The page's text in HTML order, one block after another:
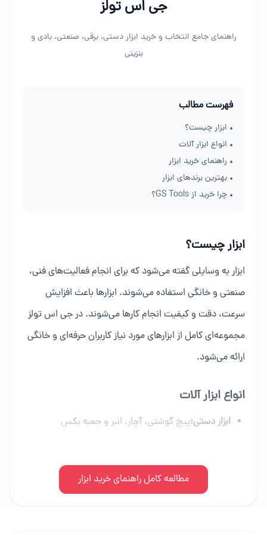
جی اس تولز
راهنمای جامع انتخاب و خرید ابزار دستی، برقی، صنعتی، بادی و
بنزینی
فهرست مطالب
• ابزار چیست؟
• انواع ابزار آلات
• راهنمای خرید ابزار
• بهترین برندهای ابزار
• چرا خرید از GS Tools؟
ابزار چیست؟
ابزار به وسایلی گفته می‌شود که برای انجام فعالیت‌های فنی،
صنعتی و خانگی استفاده می‌شوند. ابزارها باعث افزایش
سرعت، دقت و کیفیت انجام کارها می‌شوند. در جی اس تولز
مجموعه‌ای کامل از ابزارهای مورد نیاز کاربران حرفه‌ای و خانگی
ارائه می‌شود.
انواع ابزار آلات
ابزار دستی:پیچ گوشتی، آچار، انبر و جعبه بکس
کمپرسور، میخکوب و تجهیزات پنوماتیک
مطالعه کامل راهنمای خرید ابزار